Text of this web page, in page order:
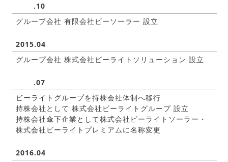
.10
グループ会社 有限会社ビーソーラー 設立
2015.04
グループ会社 株式会社ビーライトソリューション 設立
.07
ビーライトグループを持株会社体制へ移行
持株会社として 株式会社ビーライトグループ 設立
持株会社傘下企業として株式会社ビーライトソーラー・
株式会社ビーライトプレミアムに名称変更
2016.04